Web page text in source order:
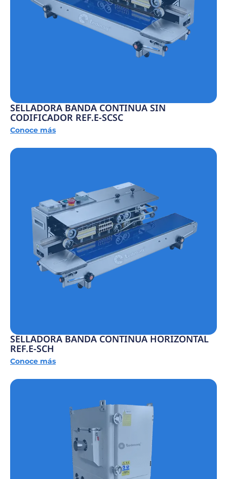
SELLADORA BANDA CONTINUA SIN
CODIFICADOR REF.E-SCSC
Conoce más
SELLADORA BANDA CONTINUA HORIZONTAL
REF.E-SCH
Conoce más